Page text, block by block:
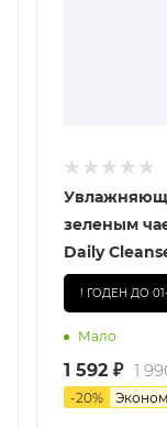
зеленым
Daily
! ГОДЕН ДО
Мало
1 592 ₽ 1
-20%